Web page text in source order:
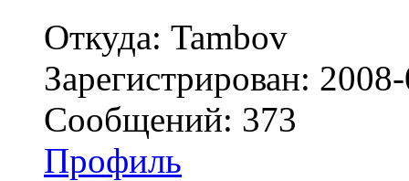
Откуда: Tambov
Зарегистрирован:
Сообщений: 373
Профиль